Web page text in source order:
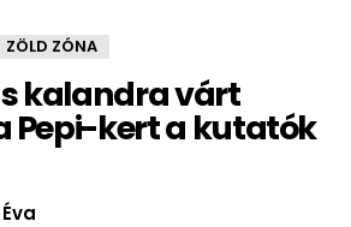
ZÖLD ZÓNA
kalandra várt
Pepi-kert a kutatók